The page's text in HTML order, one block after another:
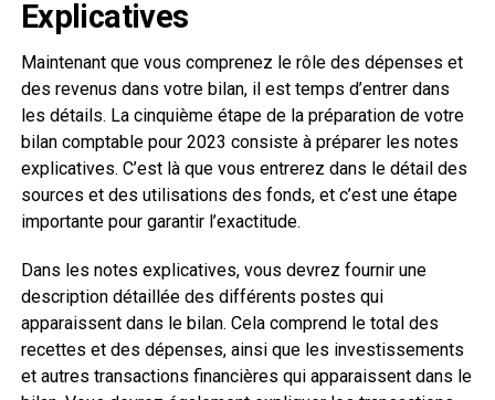
Explicatives
Maintenant que vous comprenez le rôle des dépenses et
des revenus dans votre bilan, il est temps d’entrer dans
les détails. La cinquième étape de la préparation de votre
bilan comptable pour 2023 consiste à préparer les notes
explicatives. C’est là que vous entrerez dans le détail des
sources et des utilisations des fonds, et c’est une étape
importante pour garantir l’exactitude.
Dans les notes explicatives, vous devrez fournir une
description détaillée des différents postes qui
apparaissent dans le bilan. Cela comprend le total des
recettes et des dépenses, ainsi que les investissements
et autres transactions financières qui apparaissent dans le